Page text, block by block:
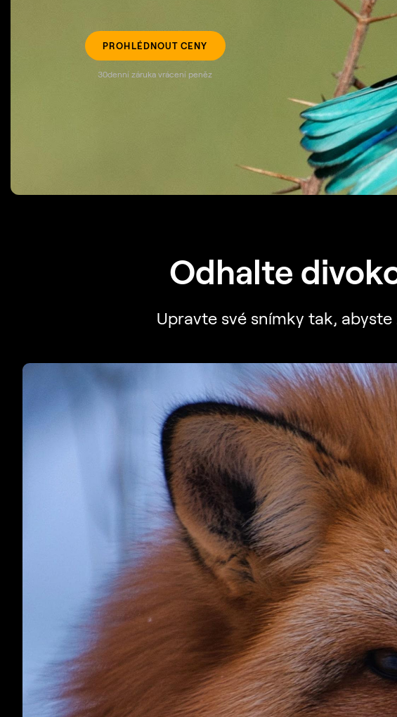
PROHLÉDNOUT CENY
30denní záruka vrácení peněz
Odhalte
Upravte své snímky tak,